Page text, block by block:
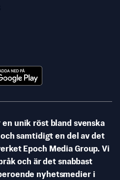
en unik röst bland svenska
samtidigt en del av det
Epoch Media Group. Vi
och är det snabbast
nyhetsmedier i